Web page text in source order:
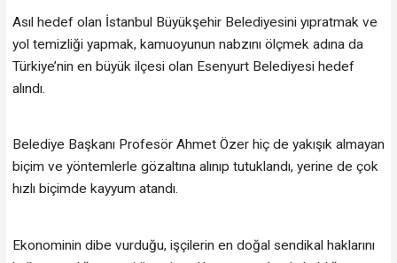
Asıl hedef olan İstanbul Büyükşehir Belediyesini yıpratmak ve
yol temizliği yapmak, kamuoyunun nabzını ölçmek adına da
Türkiye’nin en büyük ilçesi olan Esenyurt Belediyesi hedef
alındı.
Belediye Başkanı Profesör Ahmet Özer hiç de yakışık almayan
biçim ve yöntemlerle gözaltına alınıp tutuklandı, yerine de çok
hızlı biçimde kayyum atandı.
Ekonominin dibe vurduğu, işçilerin en doğal sendikal haklarını